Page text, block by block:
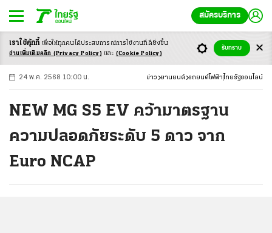
สมัครบริการ
-ก ก ก+
24 พ.ค. 2568 10:00 น. ข่าว ยานยนต์ รถยนต์ไฟฟ้า ไทยรัฐออนไลน์
NEW MG S5 EV คว้ามาตรฐาน
ความปลอดภัยระดับ 5 ดาว จาก
Euro NCAP
เราใช้คุ้กกี้ เพื่อให้ทุกคนได้ประสบการณ์การใช้งานที่ดียิ่งขึ้น
อ่านเพิ่มเติมคลิก (Privacy Policy) และ (Cookie Policy)
รับทราบ